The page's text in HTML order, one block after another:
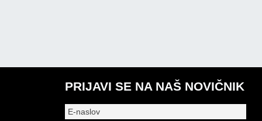
PRIJAVI SE NA NAŠ NOVIČNIK